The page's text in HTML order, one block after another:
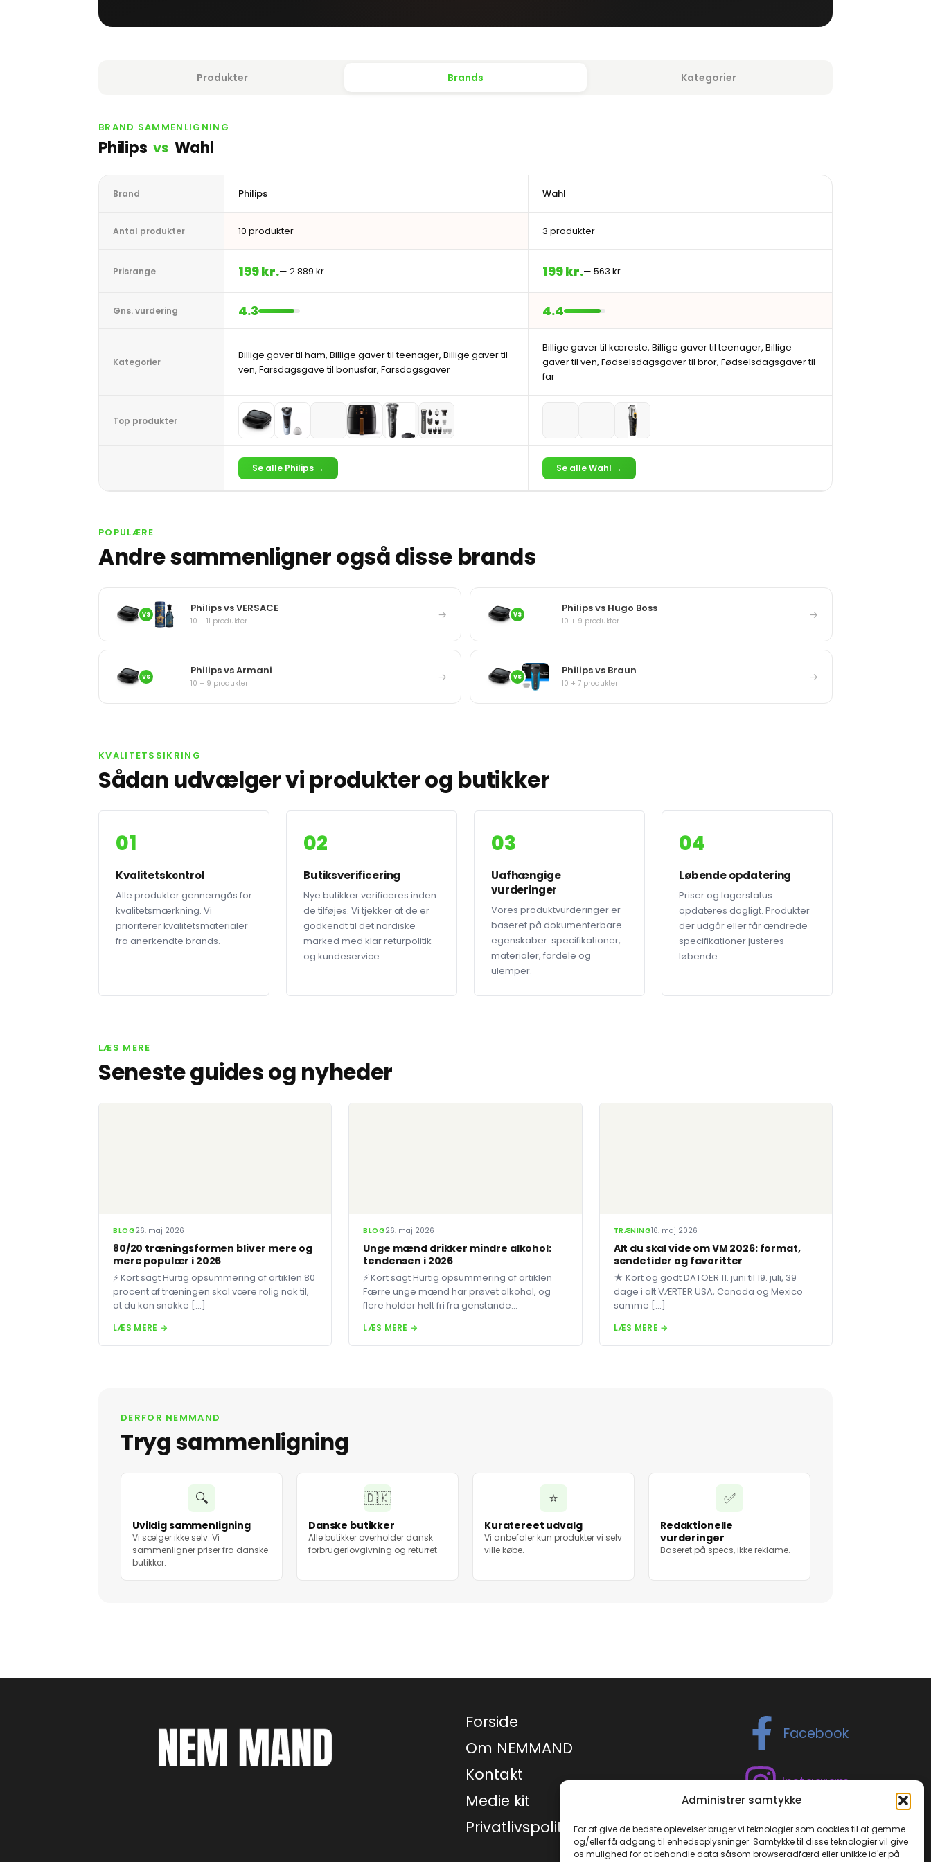
Administrer samtykke
For at give de bedste oplevelser bruger vi teknologier som cookies til at gemme
og/eller få adgang til enhedsoplysninger. Samtykke til disse teknologier vil give
os mulighed for at behandle data såsom browseradfærd eller unikke id'er på
Produkter Brands Kategorier
BRAND SAMMENLIGNING
Philips VS Wahl
Brand Philips Wahl
Antal produkter 10 produkter 3 produkter
Prisrange 199 kr.— 2.889 kr. 199 kr.— 563 kr.
Gns. vurdering 4.3 4.4
Kategorier
Billige gaver til ham, Billige gaver til teenager, Billige gaver til
ven, Farsdagsgave til bonusfar, Farsdagsgaver
Billige gaver til kæreste, Billige gaver til teenager, Billige
gaver til ven, Fødselsdagsgaver til bror, Fødselsdagsgaver til
far
Top produkter
Se alle Philips → Se alle Wahl →
POPULÆRE
Andre sammenligner også disse brands
VS Philips vs VERSACE
10 + 11 produkter → VS Philips vs Hugo Boss
10 + 9 produkter →
VS Philips vs Armani
10 + 9 produkter → VS Philips vs Braun
10 + 7 produkter →
KVALITETSSIKRING
Sådan udvælger vi produkter og butikker
01
Kvalitetskontrol
Alle produkter gennemgås for
kvalitetsmærkning. Vi
prioriterer kvalitetsmaterialer
fra anerkendte brands.
02
Butiksverificering
Nye butikker verificeres inden
de tilføjes. Vi tjekker at de er
godkendt til det nordiske
marked med klar returpolitik
og kundeservice.
03
Uafhængige
vurderinger
Vores produktvurderinger er
baseret på dokumenterbare
egenskaber: specifikationer,
materialer, fordele og
ulemper.
04
Løbende opdatering
Priser og lagerstatus
opdateres dagligt. Produkter
der udgår eller får ændrede
specifikationer justeres
løbende.
LÆS MERE
Seneste guides og nyheder
BLOG26. maj 2026
80/20 træningsformen bliver mere og
mere populær i 2026
⚡ Kort sagt Hurtig opsummering af artiklen 80
procent af træningen skal være rolig nok til,
at du kan snakke […]
LÆS MERE →
BLOG26. maj 2026
Unge mænd drikker mindre alkohol:
tendensen i 2026
⚡ Kort sagt Hurtig opsummering af artiklen
Færre unge mænd har prøvet alkohol, og
flere holder helt fri fra genstande...
LÆS MERE →
TRÆNING16. maj 2026
Alt du skal vide om VM 2026: format,
sendetider og favoritter
★ Kort og godt DATOER 11. juni til 19. juli, 39
dage i alt VÆRTER USA, Canada og Mexico
samme […]
LÆS MERE →
DERFOR NEMMAND
Tryg sammenligning
🔍
Uvildig sammenligning
Vi sælger ikke selv. Vi
sammenligner priser fra danske
butikker.
🇩🇰
Danske butikker
Alle butikker overholder dansk
forbrugerlovgivning og returret.
⭐
Kuratereet udvalg
Vi anbefaler kun produkter vi selv
ville købe.
✅
Redaktionelle
vurderinger
Baseret på specs, ikke reklame.
Forside
Om NEMMAND
Kontakt
Medie kit
Privatlivspolitik
Facebook
Instagram
TikTok